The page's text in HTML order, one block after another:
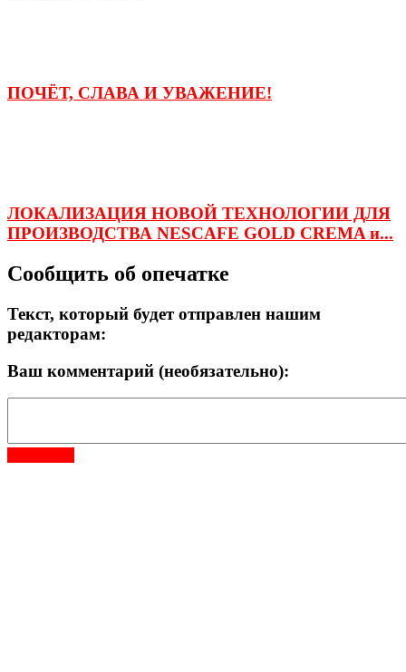
ПОЧЁТ, СЛАВА И УВАЖЕНИЕ!
ЛОКАЛИЗАЦИЯ НОВОЙ ТЕХНОЛОГИИ ДЛЯ
ПРОИЗВОДСТВА NESCAFE GOLD CREMA и...
Сообщить об опечатке
Текст, который будет отправлен нашим
редакторам:
Ваш комментарий (необязательно):